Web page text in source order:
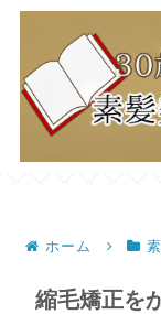
ホーム
縮毛矯正を